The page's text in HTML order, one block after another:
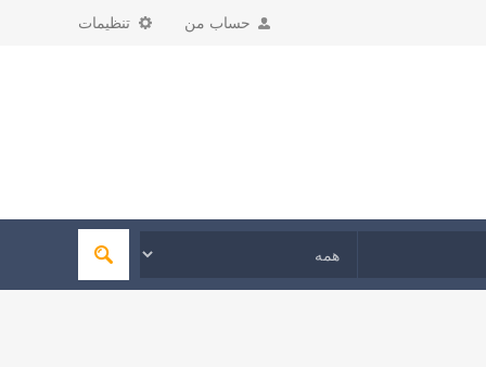
تنظیمات حساب من